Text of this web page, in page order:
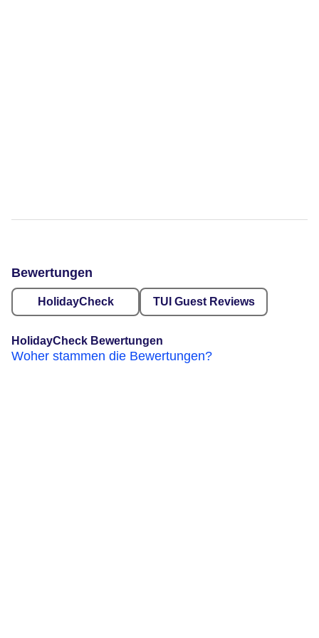
Bewertungen
HolidayCheck TUI Guest Reviews
HolidayCheck Bewertungen
Woher stammen die Bewertungen?